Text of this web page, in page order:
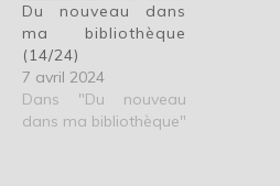
Du nouveau dans
ma bibliothèque
(14/24)
7 avril 2024
Dans "Du nouveau
dans ma bibliothèque"